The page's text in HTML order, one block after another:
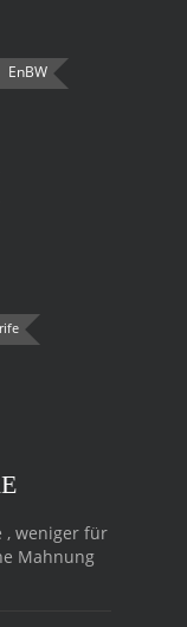
EnBW
, weniger für
Mahnung